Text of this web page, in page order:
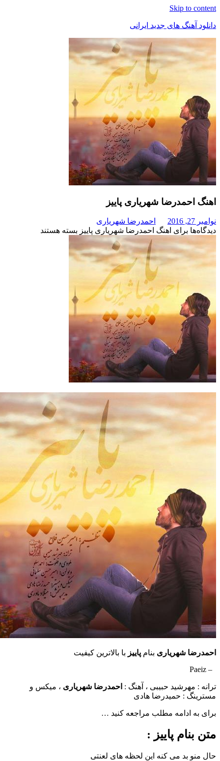
Skip
های جدید ایرانی
شهریاری پاییز
احمدرضا شهریاری
برای اهنگ احمدرضا شهریاری پاییز بسته هستند
شهریاری بنامپاییز با بالاترین کیفیت
حبیبی ، آهنگ : احمدرضا شهریاری ، میکس و
: حمیدرضا هادی
ادامه مطلب مراجعه کنید …
پاییز :
بد می کنه این لحظه های لعنتی